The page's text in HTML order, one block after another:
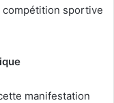
sportive
manifestation